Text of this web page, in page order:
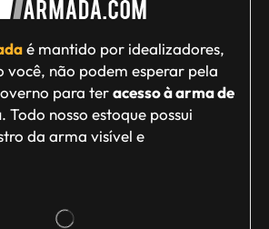
é mantido por idealizadores,
você, não podem esperar pela
para teracesso à arma de
. Todo nosso estoque possui
da arma visível e